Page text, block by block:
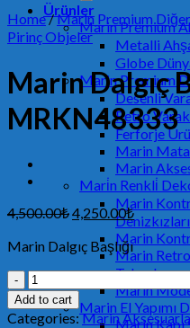
Ürünler
Marin Premium
Metalli
Globe
Marin Premium
Desenli
Retro
Ferforje
Marin
Marin
Mari̇n Renkli̇
Marin
Denizkızları
Marin
Marin
Tekneler
Marin
Marin El Yapımı
Marin Kapı
Home/Marin Premium
Pirinç Objeler
Marin Dalgıç
MRKN48333
4,500.00₺4,250.00₺
Marin Dalgıç Başlığı
Marin
Dalgıç
Başlığı
Add to cart
Categories:Marin